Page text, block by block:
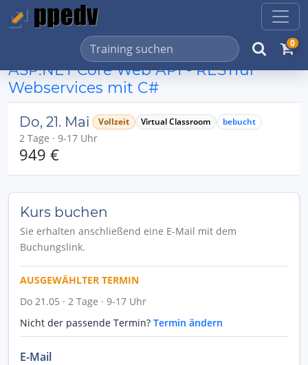
0
ASP.NET Core Web API - RESTful
Webservices mit C#
Do, 21. Mai Vollzeit Virtual Classroom bebucht
2 Tage · 9-17 Uhr
949 €
Kurs buchen
Sie erhalten anschließend eine E-Mail mit dem
Buchungslink.
AUSGEWÄHLTER TERMIN
Do 21.05 · 2 Tage · 9-17 Uhr
Nicht der passende Termin? Termin ändern
E-Mail